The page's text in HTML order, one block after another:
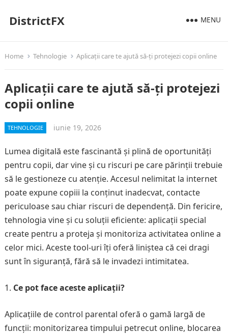
DistrictFX MENU
Home Tehnologie Aplicații care te ajută să-ți protejezi copii online
Aplicații care te ajută să-ți protejezi
copii online
TEHNOLOGIE iunie 19, 2026
Lumea digitală este fascinantă și plină de oportunități
pentru copii, dar vine și cu riscuri pe care părinții trebuie
să le gestioneze cu atenție. Accesul nelimitat la internet
poate expune copiii la conținut inadecvat, contacte
periculoase sau chiar riscuri de dependență. Din fericire,
tehnologia vine și cu soluții eficiente: aplicații special
create pentru a proteja și monitoriza activitatea online a
celor mici. Aceste tool-uri îți oferă liniștea că cei dragi
sunt în siguranță, fără să le invadezi intimitatea.
Ce pot face aceste aplicații?
Aplicațiile de control parental oferă o gamă largă de
funcții: monitorizarea timpului petrecut online, blocarea